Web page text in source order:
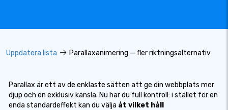
Uppdatera lista Parallaxanimering — fler riktningsalternativ
Parallax är ett av de enklaste sätten att ge din webbplats mer
djup och en exklusiv känsla. Nu har du full kontroll: i stället för en
enda standardeffekt kan du välja åt vilket håll